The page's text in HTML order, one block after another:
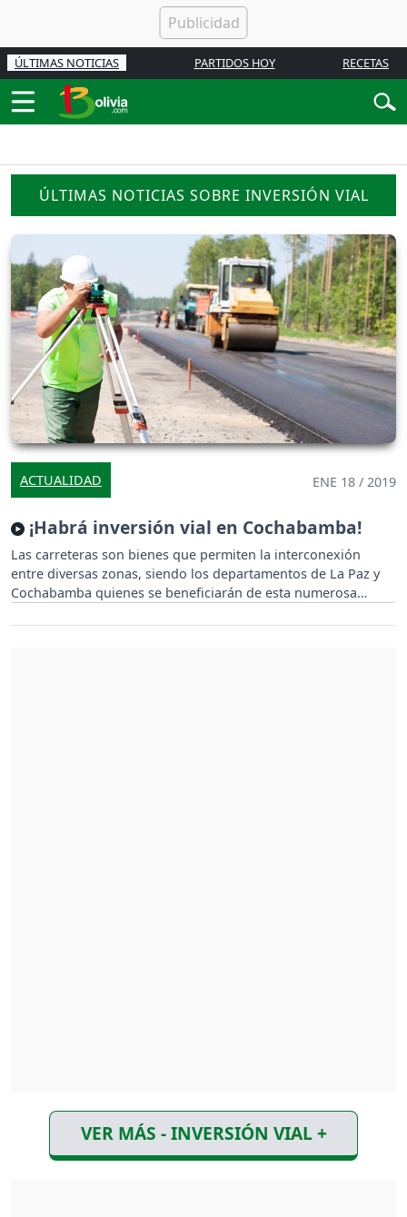
ÚLTIMAS NOTICIAS PARTIDOS HOY RECETAS
ÚLTIMAS NOTICIAS SOBRE INVERSIÓN VIAL
ACTUALIDAD ENE 18 / 2019
¡Habrá inversión vial en Cochabamba!
Las carreteras son bienes que permiten la interconexión
entre diversas zonas, siendo los departamentos de La Paz y
Cochabamba quienes se beneficiarán de esta numerosa
VER MÁS - INVERSIÓN VIAL +